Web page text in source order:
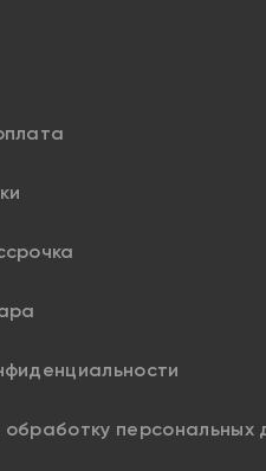
персональных